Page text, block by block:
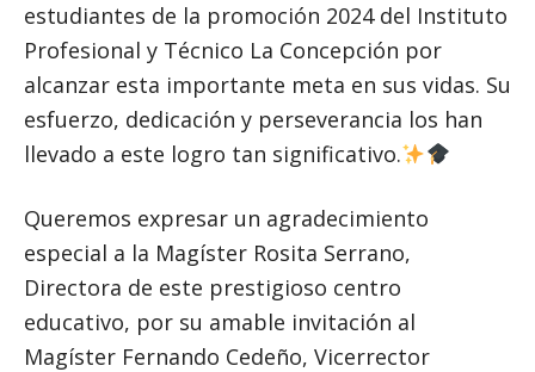
estudiantes de la promoción 2024 del Instituto
Profesional y Técnico La Concepción por
alcanzar esta importante meta en sus vidas. Su
esfuerzo, dedicación y perseverancia los han
llevado a este logro tan significativo.
Queremos expresar un agradecimiento
especial a la Magíster Rosita Serrano,
Directora de este prestigioso centro
educativo, por su amable invitación al
Magíster Fernando Cedeño, Vicerrector